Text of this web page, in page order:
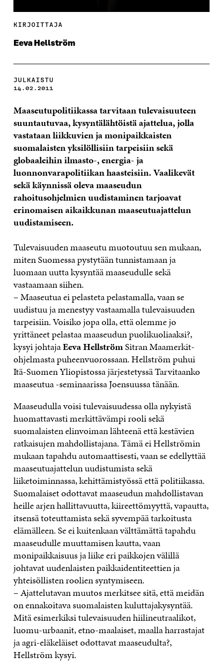
KIRJOITTAJA
Eeva Hellström
JULKAISTU
14.02.2011
Maaseutupolitiikassa tarvitaan tulevaisuuteen
suuntautuvaa, kysyntälähtöistä ajattelua, jolla
vastataan liikkuvien ja monipaikkaisten
suomalaisten yksilöllisiin tarpeisiin sekä
globaaleihin ilmasto-, energia- ja
luonnonvarapolitiikan haasteisiin. Vaalikevät
sekä käynnissä oleva maaseudun
rahoitusohjelmien uudistaminen tarjoavat
erinomaisen aikaikkunan maaseutuajattelun
uudistamiseen.
Tulevaisuuden maaseutu muotoutuu sen mukaan,
miten Suomessa pystytään tunnistamaan ja
luomaan uutta kysyntää maaseudulle sekä
vastaamaan siihen.
– Maaseutua ei pelasteta pelastamalla, vaan se
uudistuu ja menestyy vastaamalla tulevaisuuden
tarpeisiin. Voisiko jopa olla, että olemme jo
yrittäneet pelastaa maaseudun puolikuoliaaksi?,
kysyi johtajaEeva HellströmSitran Maamerkit-
ohjelmasta puheenvuorossaan. Hellström puhui
Itä-Suomen Yliopistossa järjestetyssä Tarvitaanko
maaseutua -seminaarissa Joensuussa tänään.
Maaseudulla voisi tulevaisuudessa olla nykyistä
huomattavasti merkittävämpi rooli sekä
suomalaisten elinvoiman lähteenä että kestävien
ratkaisujen mahdollistajana. Tämä ei Hellströmin
mukaan tapahdu automaattisesti, vaan se edellyttää
maaseutuajattelun uudistumista sekä
liiketoiminnassa, kehittämistyössä että politiikassa.
Suomalaiset odottavat maaseudun mahdollistavan
heille arjen hallittavuutta, kiireettömyyttä, vapautta,
itsensä toteuttamista sekä syvempää tarkoitusta
elämälleen. Se ei kuitenkaan välttämättä tapahdu
maaseudulle muuttamisen kautta, vaan
monipaikkaisuus ja liike eri paikkojen välillä
johtavat uudenlaisten paikkaidentiteettien ja
yhteisöllisten roolien syntymiseen.
– Ajattelutavan muutos merkitsee sitä, että meidän
on ennakoitava suomalaisten kuluttajakysyntää.
Mitä esimerkiksi tulevaisuuden hiilineutraalikot,
luomu-urbaanit, etno-maalaiset, maalla harrastajat
ja agri-eläkeläiset odottavat maaseudulta?,
Hellström kysyi.